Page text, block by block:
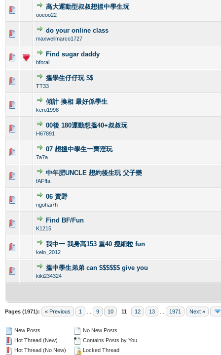
高大運動型叔叔想搵中學生玩
ooeoo22
0 Vote(s) - 0 out of 5 in Average
12345
do your online class
maxwellmarco1727
0 Vote(s) - 0 out of 5 in Average
12
Find sugar daddy
bforal
0 Vote(s) - 0 out of 5 in Average
搵學生仔仔玩 $$
TT33
0 Vote(s) - 0 out of 5 in Average
傾計 換相 最好係學生
kero1998
0 Vote(s) - 0 out of 5 in Average
1
00後 180運動想搵40+叔叔玩
H67891
0 Vote(s) - 0 out of 5 in Average
12345
07 想搵中學生一齊淫玩
7a7a
0 Vote(s) - 0 out of 5 in Average
123
中年肥UNCLE 想約後生玩 父子樂
fAFffa
0 Vote(s) - 0 out of 5 in Average
12345
06 賣野
ngohai7h
0 Vote(s) - 0 out of 5 in Average
Find BF/Fun
K1215
0 Vote(s) - 0 out of 5 in Average
我中一 我身高153 重40 瘦細粒 fun
kelo_2012
0 Vote(s) - 0 out of 5 in Average
12345
搵中學生弟弟 can $$$$$$ give you
kiki234324
1 Vote(s) - 1 out of 5 in Average
12345
Pages (1971): « Previous 1 9 10 11 12 13 1971 Next »
New Posts
Hot Thread (New)
Hot Thread (No New)
No New Posts
Contains Posts by You
Locked Thread